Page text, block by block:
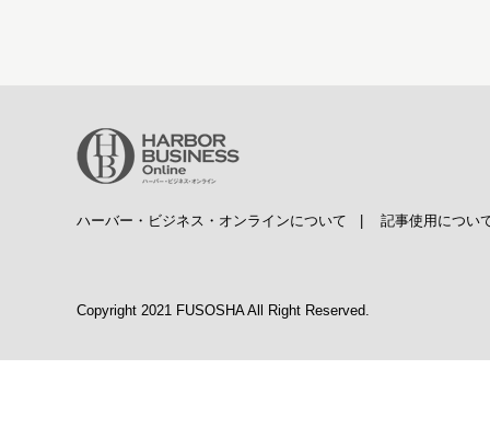
ハーバー・ビジネス・オンラインについて 記事使用につい
Copyright 2021 FUSOSHA All Right Reserved.